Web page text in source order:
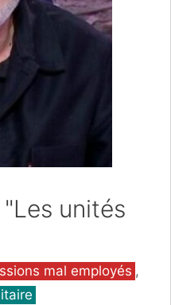
unités
mal employés ,